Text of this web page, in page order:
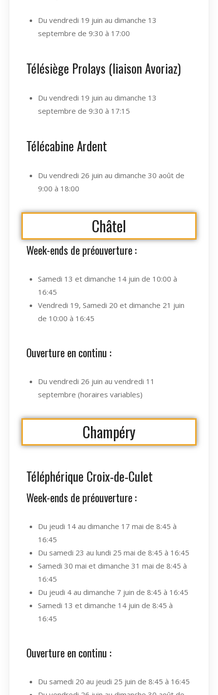
Du vendredi 19 juin au dimanche 13
septembre de 9:30 à 17:00
Télésiège Prolays (liaison Avoriaz)
Du vendredi 19 juin au dimanche 13
septembre de 9:30 à 17:15
Télécabine Ardent
Du vendredi 26 juin au dimanche 30 août de
9:00 à 18:00
Châtel
Week-ends de préouverture :
Samedi 13 et dimanche 14 juin de 10:00 à
16:45
Vendredi 19, Samedi 20 et dimanche 21 juin
de 10:00 à 16:45
Ouverture en continu :
Du vendredi 26 juin au vendredi 11
septembre (horaires variables)
Champéry
Téléphérique Croix-de-Culet
Week-ends de préouverture :
Du jeudi 14 au dimanche 17 mai de 8:45 à
16:45
Du samedi 23 au lundi 25 mai de 8:45 à 16:45
Samedi 30 mai et dimanche 31 mai de 8:45 à
16:45
Du jeudi 4 au dimanche 7 juin de 8:45 à 16:45
Samedi 13 et dimanche 14 juin de 8:45 à
16:45
Ouverture en continu :
Du samedi 20 au jeudi 25 juin de 8:45 à 16:45